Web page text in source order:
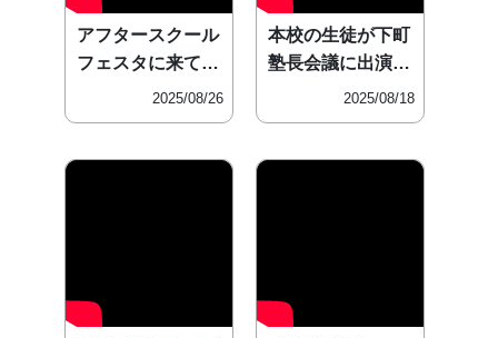
アフタースクール
フェスタに来て
2025/08/26
本校の生徒が下町
塾長会議に出演し
2025/08/18